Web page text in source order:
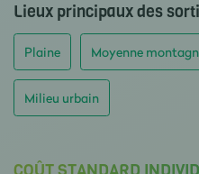
Lieux principaux des
Plaine Moyenne
Milieu urbain